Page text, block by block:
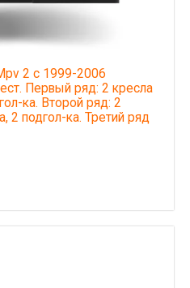
2 с 1999-2006
Первый ряд: 2 кресла
ка. Второй ряд: 2
2 подгол-ка. Третий ряд